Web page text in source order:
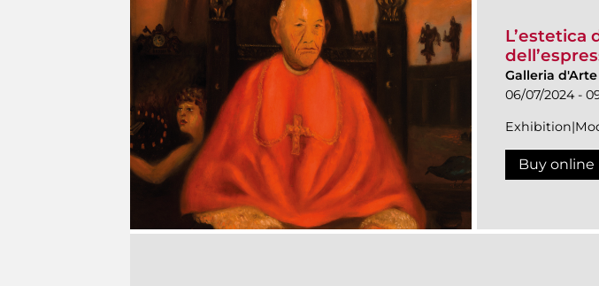
L’estetica
Galleria
06/07/2024 -
Buy online